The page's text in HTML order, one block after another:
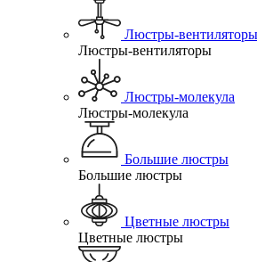
Люстры-вентиляторы
Люстры-вентиляторы
Люстры-молекула
Люстры-молекула
Большие люстры
Большие люстры
Цветные люстры
Цветные люстры